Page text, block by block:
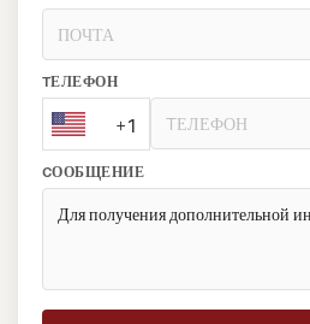
TЕЛЕФОН
+1
CООБЩЕНИЕ